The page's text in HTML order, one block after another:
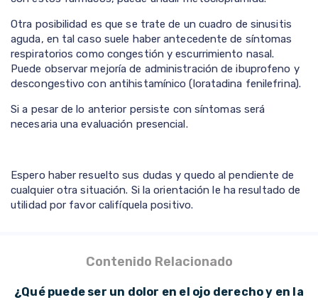
Otra posibilidad es que se trate de un cuadro de sinusitis
aguda, en tal caso suele haber antecedente de síntomas
respiratorios como congestión y escurrimiento nasal.
Puede observar mejoría de administración de ibuprofeno y
descongestivo con antihistamínico (loratadina fenilefrina).
Si a pesar de lo anterior persiste con síntomas será
necesaria una evaluación presencial.
Espero haber resuelto sus dudas y quedo al pendiente de
cualquier otra situación. Si la orientación le ha resultado de
utilidad por favor califíquela positivo.
Contenido Relacionado
¿Qué puede ser un dolor en el ojo derecho y en la